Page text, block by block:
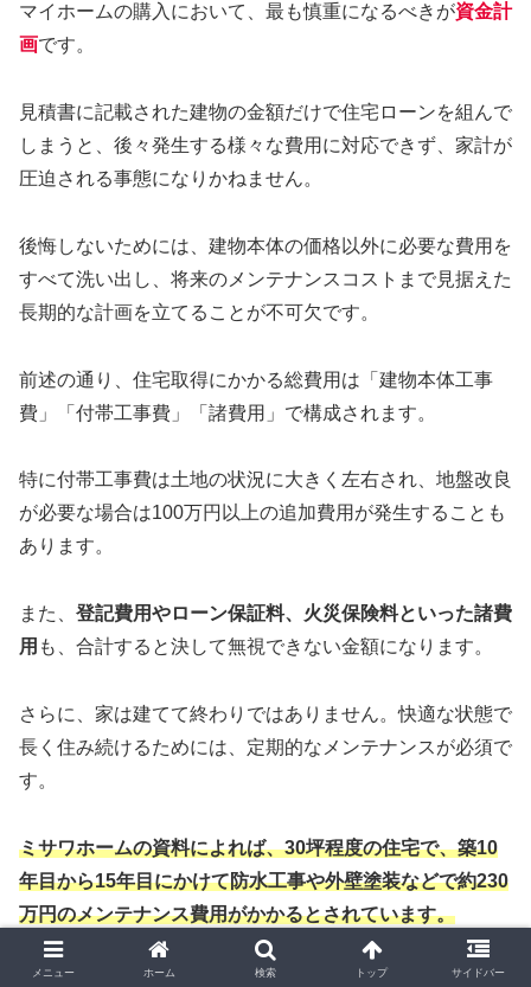
マイホームの購入において、最も慎重になるべきが資金計
画です。
見積書に記載された建物の金額だけで住宅ローンを組んで
しまうと、後々発生する様々な費用に対応できず、家計が
圧迫される事態になりかねません。
後悔しないためには、建物本体の価格以外に必要な費用を
すべて洗い出し、将来のメンテナンスコストまで見据えた
長期的な計画を立てることが不可欠です。
前述の通り、住宅取得にかかる総費用は「建物本体工事
費」「付帯工事費」「諸費用」で構成されます。
特に付帯工事費は土地の状況に大きく左右され、地盤改良
が必要な場合は100万円以上の追加費用が発生することも
あります。
また、 登記費用やローン保証料、火災保険料といった諸費
用 も、合計すると決して無視できない金額になります。
さらに、家は建てて終わりではありません。快適な状態で
長く住み続けるためには、定期的なメンテナンスが必須で
す。
ミサワホームの資料によれば、30坪程度の住宅で、築10
年目から15年目にかけて防水工事や外壁塗装などで約230
万円のメンテナンス費用がかかるとされています。
これには設備の交換費用などは含まれていないため、実際
メニュー ホーム 検索 トップ サイドバー